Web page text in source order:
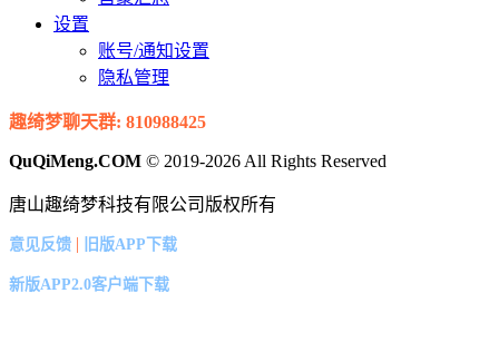
设置
账号/通知设置
隐私管理
趣绮梦聊天群: 810988425
QuQiMeng.COM © 2019-2026 All Rights Reserved
唐山趣绮梦科技有限公司版权所有
意见反馈 | 旧版APP下载
新版APP2.0客户端下载